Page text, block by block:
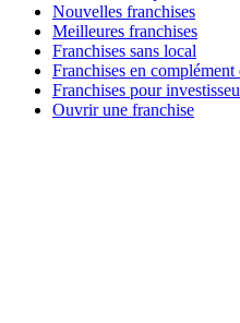
Nouvelles franchises
Meilleures franchises
Franchises sans local
Franchises en
Franchises pour
Ouvrir une franchise